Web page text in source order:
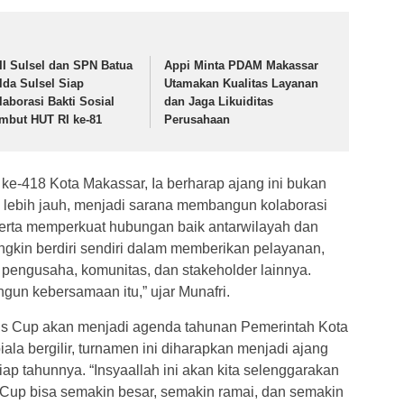
Sulsel dan SPN Batua
Sulsel Siap
Bakti Sosial
HUT RI ke-81
Appi Minta PDAM Makassar
Utamakan Kualitas Layanan
dan Jaga Likuiditas
Perusahaan
418 Kota Makassar, Ia berharap ajang ini bukan
jauh, menjadi sarana membangun kolaborasi
memperkuat hubungan baik antarwilayah dan
berdiri sendiri dalam memberikan pelayanan,
komunitas, dan stakeholder lainnya.
kebersamaan itu,” ujar Munafri.
Cup akan menjadi agenda tahunan Pemerintah Kota
bergilir, turnamen ini diharapkan menjadi ajang
tahunnya. “Insyaallah ini akan kita selenggarakan
bisa semakin besar, semakin ramai, dan semakin